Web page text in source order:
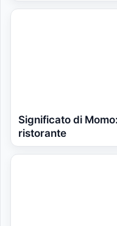
Significato di
ristorante